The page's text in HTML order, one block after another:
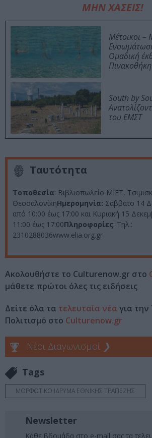
ΜΗΝ ΧΑΣΕΙΣ!
Μέτοικοι –
Ομαδική
South by
του ΕΜΣΤ
Ταυτότητα
Τοποθεσία: Βιβλιοπωλείο ΜΙΕΤ,
ΘεσσαλονίκηΗμερομηνία: Σάββατο 14
από 10:00 έως 17:00 και Κυριακή 15
11:00 έως 17:00Πληροφορίες: Τηλ.:
2310288036www.elia.org.gr
Ακολουθήστε το Culturenow.gr στο
μάθετε πρώτοι όλες τις ειδήσεις
Δείτε όλα τα τελευταία νέα για
Πολιτισμό στο Culturenow.gr
Νέοι Διαγωνισμοί ❯
Tags
ΜΟΡΦΩΤΙΚΟ ΙΔΡΥΜΑ ΕΘΝΙΚΗΣ ΤΡΑΠΕΖΗΣ
Newsletter
Κάθε βδομάδα στο e-mail σας τα